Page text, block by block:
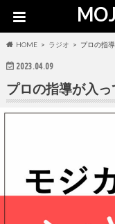
HOME ラジオ プロの指
2023.04.09
プロの指導が入